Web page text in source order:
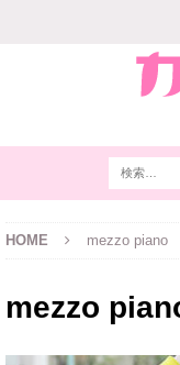
HOME mezzo piano
mezzo